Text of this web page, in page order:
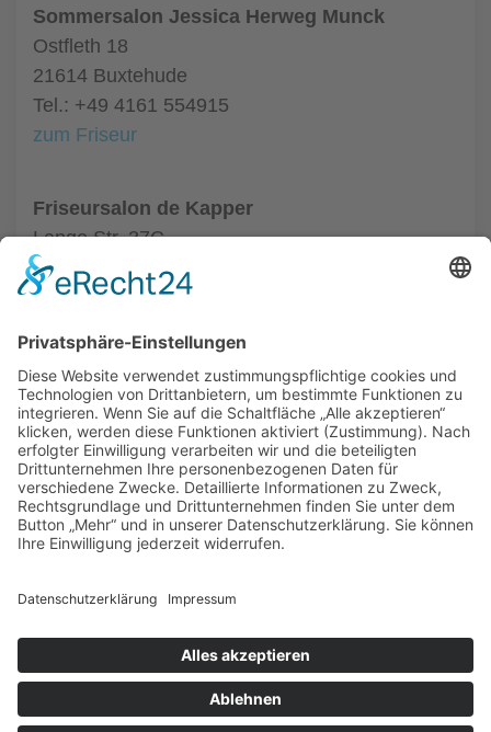
Sommersalon Jessica Herweg Munck
Ostfleth 18
21614 Buxtehude
Tel.: +49 4161 554915
zum Friseur
Friseursalon de Kapper
Lange Str. 37C
21614 Buxtehude
Tel.: +49 4161 9945833
ALLGEMEIN
FRISEURE
FRISEURE
FRISEURE